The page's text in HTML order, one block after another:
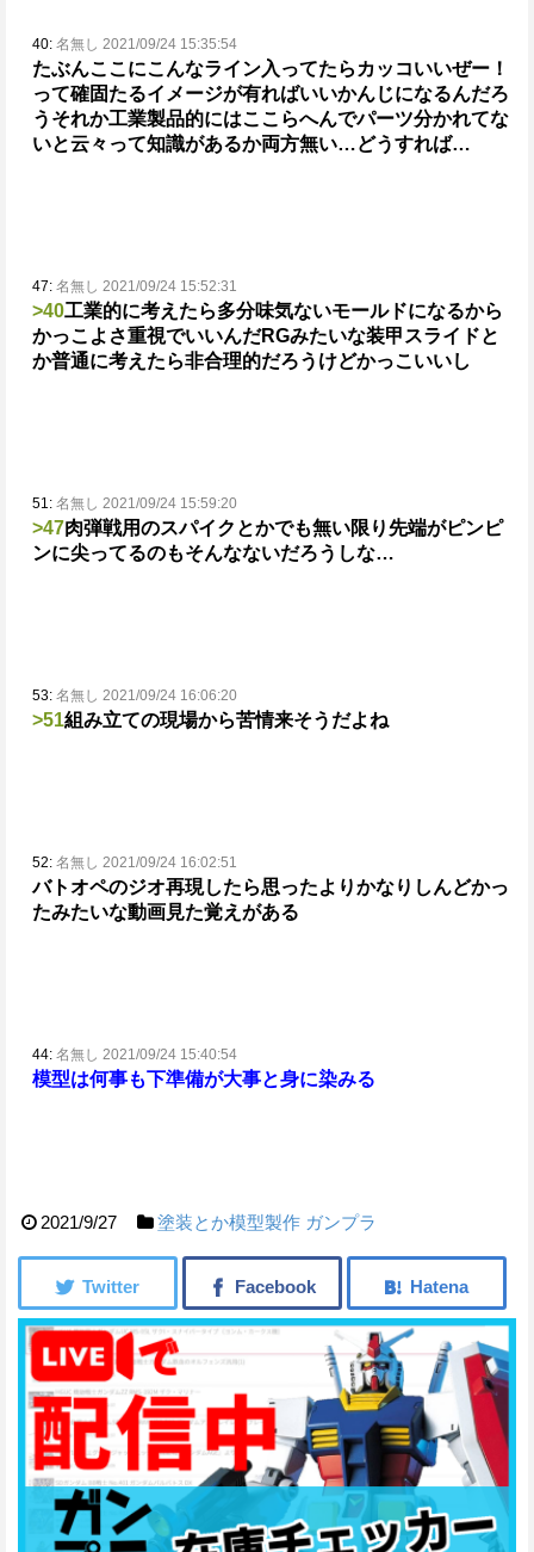
40: 名無し 2021/09/24 15:35:54
たぶんここにこんなライン入ってたらカッコいいぜー！
って確固たるイメージが有ればいいかんじになるんだろ
う それか工業製品的にはここらへんでパーツ分かれてな
いと云々って知識があるか両方無い…どうすれば…
47: 名無し 2021/09/24 15:52:31
>40工業的に考えたら多分味気ないモールドになるから
かっこよさ重視でいいんだRGみたいな装甲スライドと
か普通に考えたら非合理的だろうけどかっこいいし
51: 名無し 2021/09/24 15:59:20
>47肉弾戦用のスパイクとかでも無い限り先端がピンピ
ンに尖ってるのもそんなないだろうしな…
53: 名無し 2021/09/24 16:06:20
>51組み立ての現場から苦情来そうだよね
52: 名無し 2021/09/24 16:02:51
バトオペのジオ再現したら思ったよりかなりしんどかっ
たみたいな動画見た覚えがある
44: 名無し 2021/09/24 15:40:54
模型は何事も下準備が大事と身に染みる
2021/9/27 塗装とか模型製作 ガンプラ